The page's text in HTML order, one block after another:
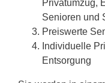
Privatumzug,
Senioren und
Preiswerte
Individuelle
Entsorgung